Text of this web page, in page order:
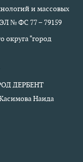
и массовых
№ ФС 77 – 79159
округа "город
ДЕРБЕНТ
Наида